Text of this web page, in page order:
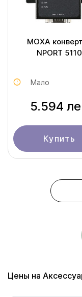
MOXA
NPORT 5110
Мало
5.594
Купить
Цены на